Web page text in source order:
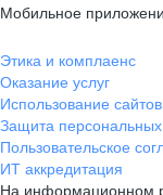
Мобильное
Этика и комплаенс
Оказание услуг
Использование сайтов
Защита
Пользовательское
ИТ аккредитация
На информационном